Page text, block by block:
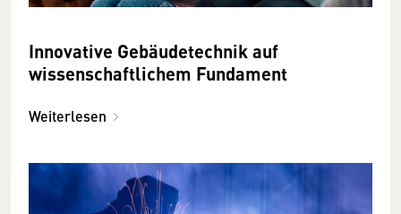
Innovative Gebäudetechnik auf
wissenschaftlichem Fundament
Weiterlesen